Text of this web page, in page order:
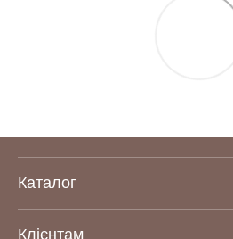
Каталог
Клієнтам